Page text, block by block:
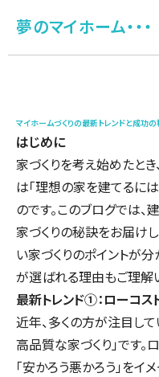
夢のマイホーム・・・
マイホームづくりの最新トレンドと成功
はじめに
家づくりを考え始めたと
は「理想の家を建てるに
のです。このブログでは
家づくりの秘訣をお届け
い家づくりのポイントが
が選ばれる理由もご理解
最新トレンド①：ローコ
近年、多くの方が注目し
高品質な家づくり」です
「安かろう悪かろう」をイ